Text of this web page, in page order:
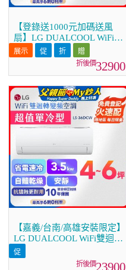
【登錄送1000元加碼送風
扇】LG DUALCOOL WiFi雙
迴轉變頻空調 - 旗艦冷暖型
_3.5kw LS-36DHPM
32900
【嘉義/台南/高雄安裝限定】
LG DUALCOOL WiFi雙迴轉
變頻空調 - 超值單冷型
_3.5kW LS-36DCW
23900